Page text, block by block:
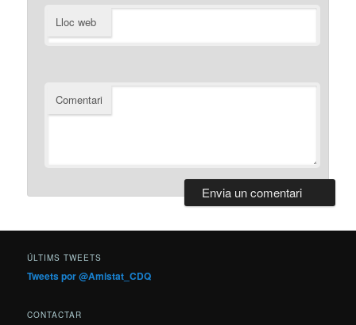
Lloc web
Comentari
ÚLTIMS TWEETS
Tweets por @Amistat_CDQ
CONTACTAR